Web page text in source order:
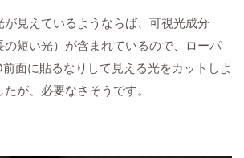
が見えているようならば、可視光成分
の短い光）が含まれているので、ローパ
面に貼るなりして見える光をカットしよ
が、必要なさそうです。